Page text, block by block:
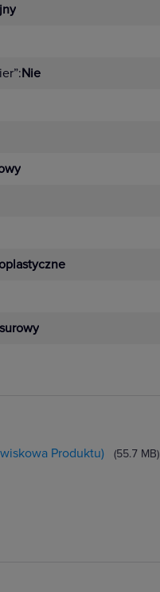
Nie
Produktu) (55.7 MB)